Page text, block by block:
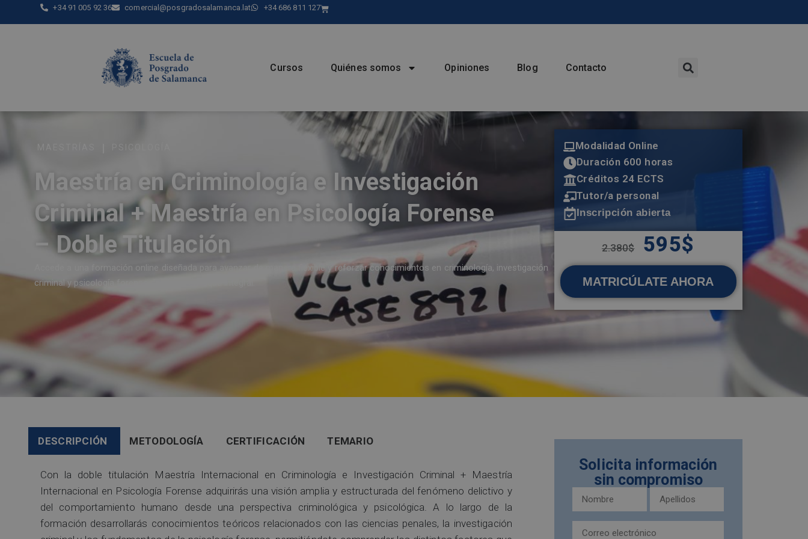
+34 91 005 92 36 comercial@posgradosalamanca.lat +34 686 811 127
Cursos Quiénes somos Opiniones Blog Contacto
Maestría en Criminología e Investigación
Criminal + Maestría en Psicología Forense
– Doble Titulación
Accede a una formación online diseñada para avanzar de manera flexible y reforzar conocimientos en criminología, investigación
criminal y psicología forense desde un enfoque integral.
Modalidad Online
Duración 600 horas
Créditos 24 ECTS
Tutor/a personal
Inscripción abierta
2.380$ 595$
MATRICÚLATE AHORA
DESCRIPCIÓN METODOLOGÍA CERTIFICACIÓN TEMARIO
Con la doble titulación Maestría Internacional en Criminología e Investigación Criminal + Maestría
Internacional en Psicología Forense adquirirás una visión amplia y estructurada del fenómeno delictivo y
del comportamiento humano desde una perspectiva criminológica y psicológica. A lo largo de la
formación desarrollarás conocimientos teóricos relacionados con las ciencias penales, la investigación
Solicita información
sin compromiso
Nombre
apellidos
Apellidos
Email